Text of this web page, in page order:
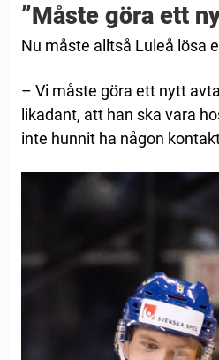
”Måste göra ett
Nu måste alltså Luleå lösa
– Vi måste göra ett nytt
likadant, att han ska vara
inte hunnit ha någon